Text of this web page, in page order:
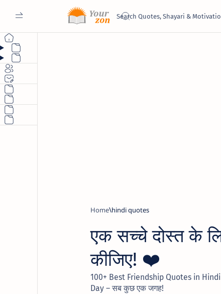
Home hindi quotes
एक सच्चे दोस्त के
कीजिए! ❤️
100+ Best Friendship Quotes in
Day – सब कुछ एक जगह!